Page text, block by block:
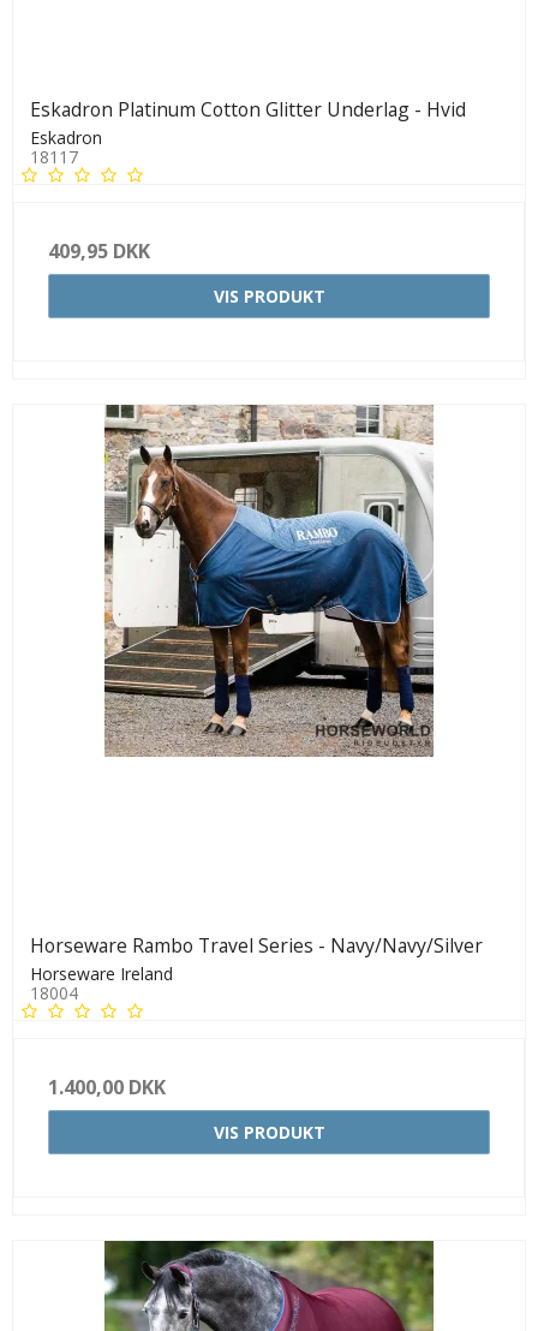
Eskadron Platinum Cotton Glitter Underlag - Hvid
Eskadron
18117
409,95 DKK
VIS PRODUKT
Horseware Rambo Travel Series - Navy/Navy/Silver
Horseware Ireland
18004
1.400,00 DKK
VIS PRODUKT